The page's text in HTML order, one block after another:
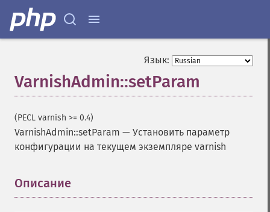
Язык:
VarnishAdmin::setParam
(PECL varnish >= 0.4)
VarnishAdmin::setParam — Установить параметр
конфигурации на текущем экземпляре varnish
Описание